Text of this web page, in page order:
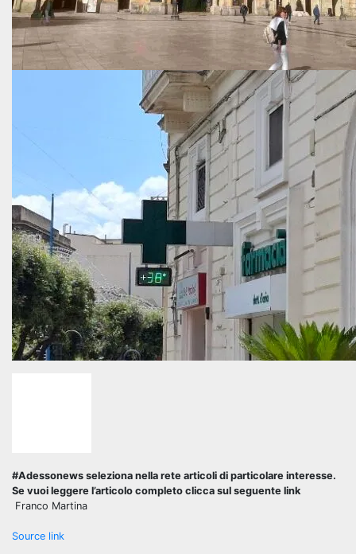
#Adessonews seleziona nella rete articoli di particolare interesse.
Se vuoi leggere l’articolo completo clicca sul seguente link
Franco Martina
Source link